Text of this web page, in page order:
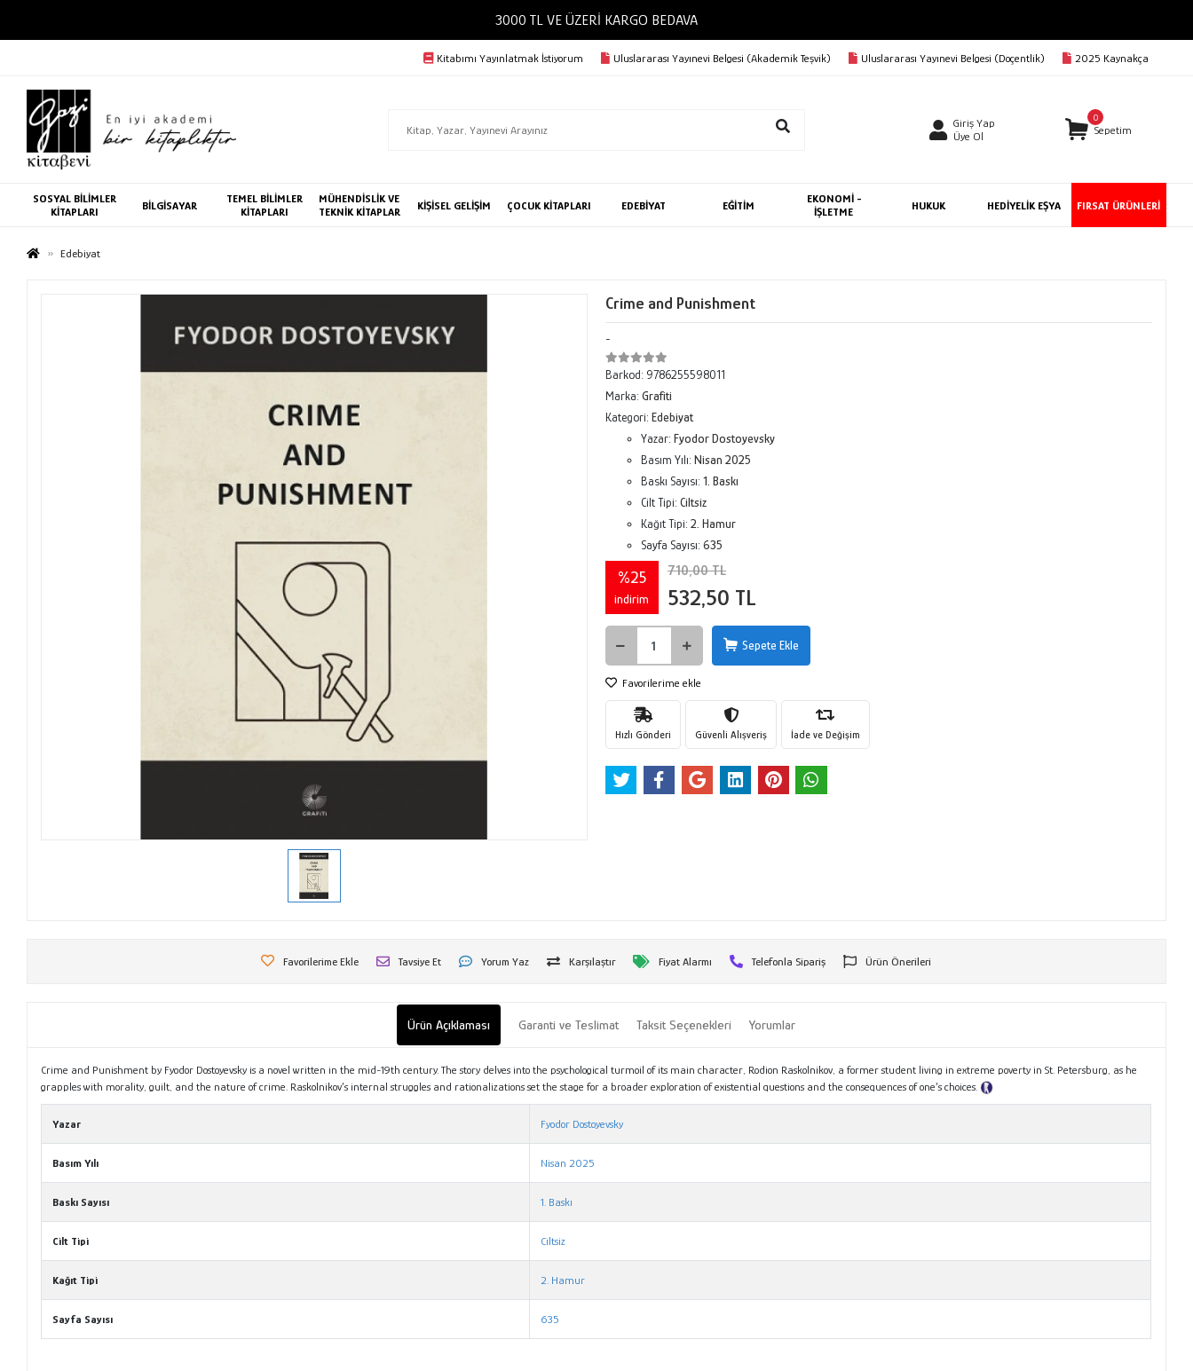
3000 TL VE ÜZERİ KARGO BEDAVA
Kitabımı Yayınlatmak İstiyorum Uluslararası Yayınevi Belgesi (Akademik Teşvik) Uluslararası Yayınevi Belgesi (Doçentlik) 2025 Kaynakça
Giriş Yap
Üye Ol
0
Sepetim
SOSYAL BİLİMLER
KİTAPLARI
BİLGİSAYAR
TEMEL BİLİMLER
KİTAPLARI
MÜHENDİSLİK VE
TEKNİK KİTAPLAR
KİŞİSEL GELİŞİM ÇOCUK KİTAPLARI EDEBİYAT EĞİTİM
EKONOMİ -
İŞLETME
HUKUK HEDİYELİK EŞYA FIRSAT ÜRÜNLERİ
Edebiyat
Crime and Punishment
-
Barkod: 9786255598011
Marka: Grafiti
Kategori: Edebiyat
Yazar: Fyodor Dostoyevsky
Basım Yılı: Nisan 2025
Baskı Sayısı: 1. Baskı
Cilt Tipi: Ciltsiz
Kağıt Tipi: 2. Hamur
Sayfa Sayısı: 635
%25
indirim
710,00 TL
532,50 TL
Sepete Ekle
Favorilerime ekle
Hızlı Gönderi Güvenli Alışveriş İade ve Değişim
Favorilerime Ekle Tavsiye Et Yorum Yaz Karşılaştır Fiyat Alarmı Telefonla Sipariş Ürün Önerileri
Ürün Açıklaması Garanti ve Teslimat Taksit Seçenekleri Yorumlar
Crime and Punishment by Fyodor Dostoyevsky is a novel written in the mid-19th century. The story delves into the psychological turmoil of its main character, Rodion Raskolnikov, a former student living in extreme poverty in St. Petersburg, as he
grapples with morality, guilt, and the nature of crime. Raskolnikov’s internal struggles and rationalizations set the stage for a broader exploration of existential questions and the consequences of one’s choices.
Yazar Fyodor Dostoyevsky
Basım Yılı Nisan 2025
Baskı Sayısı 1. Baskı
Cilt Tipi Ciltsiz
Kağıt Tipi 2. Hamur
Sayfa Sayısı 635